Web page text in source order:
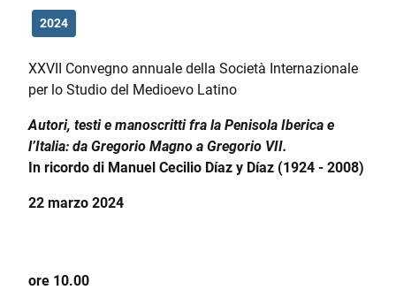
2024
XXVII Convegno annuale della Società Internazionale
per lo Studio del Medioevo Latino
Autori, testi e manoscritti fra la Penisola Iberica e
l’Italia: da Gregorio Magno a Gregorio VII.
In ricordo di Manuel Cecilio Díaz y Díaz (1924 - 2008)
22 marzo 2024
ore 10.00